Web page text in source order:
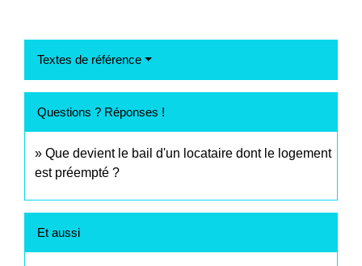
Textes de référence
Questions ? Réponses !
Que devient le bail d'un locataire dont le logement
est préempté ?
Et aussi